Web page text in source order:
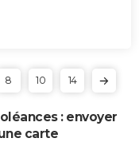
8 10 14
: envoyer
carte